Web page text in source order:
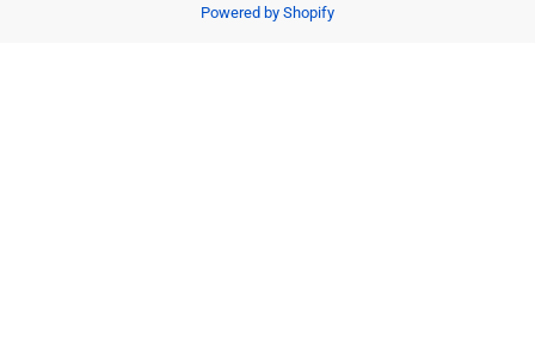
Powered by Shopify